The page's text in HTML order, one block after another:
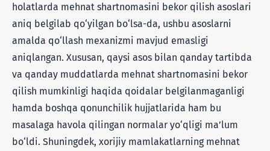
holatlarda mehnat shartnomasini bekor qilish asoslari
aniq belgilab qo‘yilgan bo‘lsa-da, ushbu asoslarni
amalda qo‘llash mexanizmi mavjud emasligi
aniqlangan. Xususan, qaysi asos bilan qanday tartibda
va qanday muddatlarda mehnat shartnomasini bekor
qilish mumkinligi haqida qoidalar belgilanmaganligi
hamda boshqa qonunchilik hujjatlarida ham bu
masalaga havola qilingan normalar yo‘qligi ma’lum
bo‘ldi. Shuningdek, xorijiy mamlakatlarning mehnat